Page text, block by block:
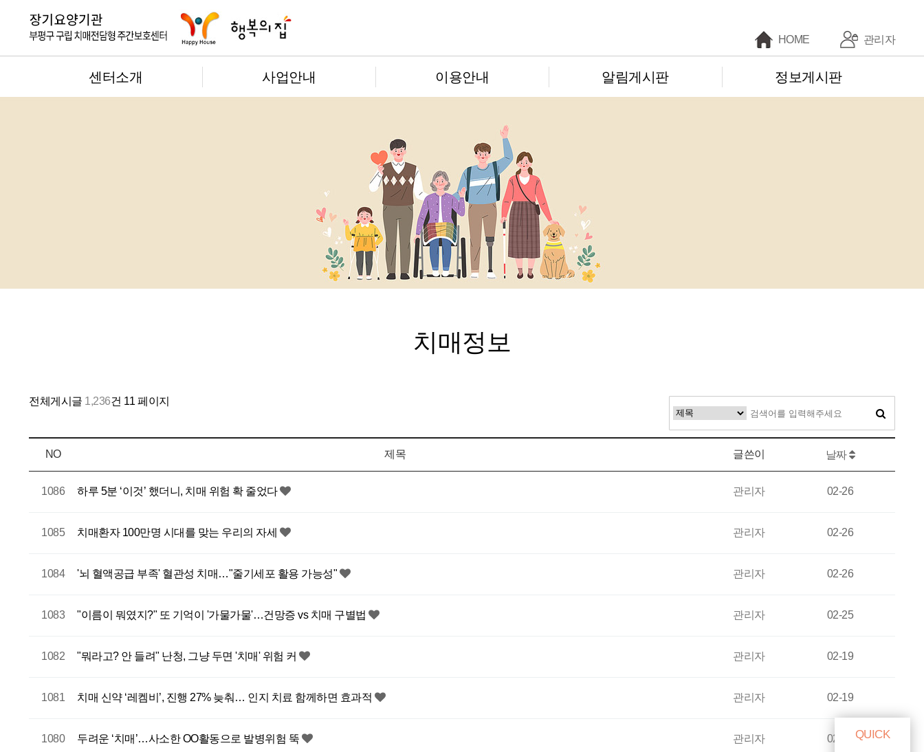
HOME 관리자
센터소개 사업안내 이용안내 알림게시판 정보게시판
치매정보
전체게시글 1,236건 11 페이지
NO 제목 글쓴이 날짜
1086 하루 5분 ‘이것’ 했더니, 치매 위험 확 줄었다 관리자 02-26
1085 치매환자 100만명 시대를 맞는 우리의 자세 관리자 02-26
1084 '뇌 혈액공급 부족' 혈관성 치매…"줄기세포 활용 가능성" 관리자 02-26
1083 "이름이 뭐였지?" 또 기억이 '가물가물'…건망증 vs 치매 구별법 관리자 02-25
1082 "뭐라고? 안 들려" 난청, 그냥 두면 '치매' 위험 커 관리자 02-19
1081 치매 신약 ‘레켐비’, 진행 27% 늦춰… 인지 치료 함께하면 효과적 관리자 02-19
1080 두려운 ‘치매’…사소한 OO활동으로 발병위험 뚝 관리자 02-04 QUICK